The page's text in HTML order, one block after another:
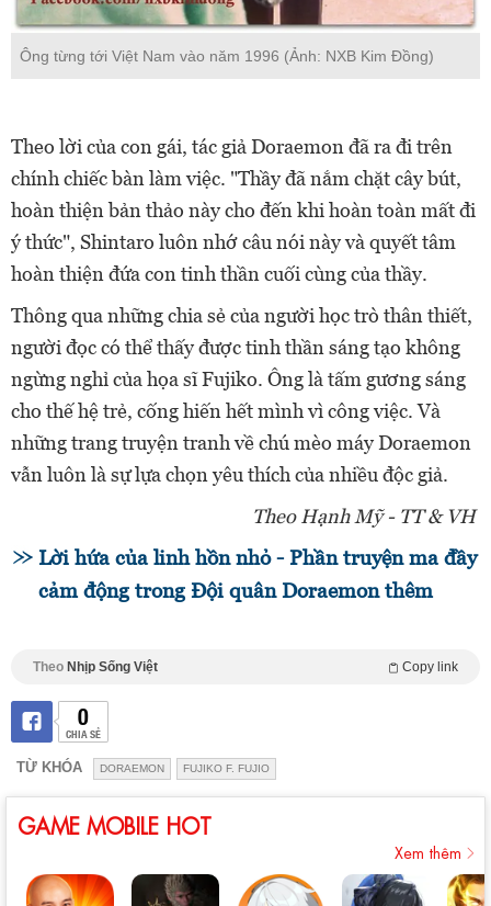
Ông từng tới Việt Nam vào năm 1996 (Ảnh: NXB Kim Đồng)
Theo lời của con gái, tác giả Doraemon đã ra đi trên
chính chiếc bàn làm việc. "Thầy đã nắm chặt cây bút,
hoàn thiện bản thảo này cho đến khi hoàn toàn mất đi
ý thức", Shintaro luôn nhớ câu nói này và quyết tâm
hoàn thiện đứa con tinh thần cuối cùng của thầy.
Thông qua những chia sẻ của người học trò thân thiết,
người đọc có thể thấy được tinh thần sáng tạo không
ngừng nghỉ của họa sĩ Fujiko. Ông là tấm gương sáng
cho thế hệ trẻ, cống hiến hết mình vì công việc. Và
những trang truyện tranh về chú mèo máy Doraemon
vẫn luôn là sự lựa chọn yêu thích của nhiều độc giả.
Theo Hạnh Mỹ - TT & VH
Lời hứa của linh hồn nhỏ - Phần truyện ma đầy
cảm động trong Đội quân Doraemon thêm
Theo Nhịp Sống Việt Copy link
0
CHIA SẺ
TỪ KHÓA DORAEMON FUJIKO F. FUJIO
GAME MOBILE HOT
Xem thêm